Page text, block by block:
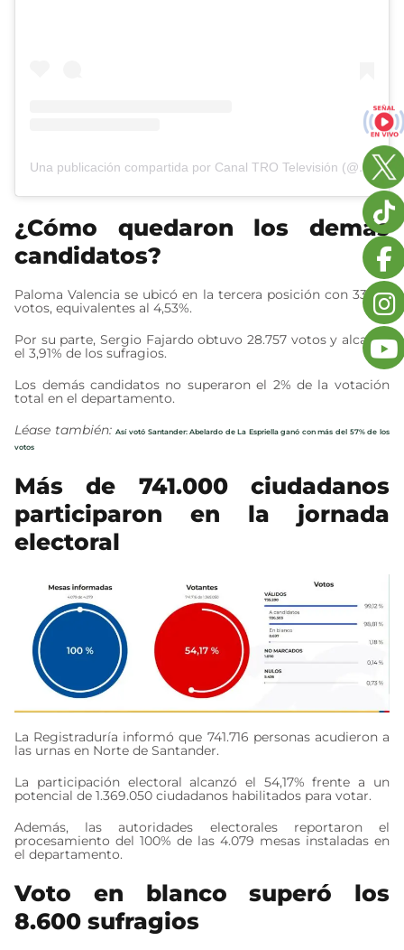
Una publicación compartida por Canal TRO Televisión (@canaltro)
¿Cómo quedaron los demás
candidatos?
Paloma Valencia se ubicó en la tercera posición con 33.319
votos, equivalentes al 4,53%.
Por su parte, Sergio Fajardo obtuvo 28.757 votos y alcanzó
el 3,91% de los sufragios.
Los demás candidatos no superaron el 2% de la votación
total en el departamento.
Léase también:Así votó Santander: Abelardo de La Espriella ganó con más del 57% de los
votos
Más de 741.000 ciudadanos
participaron en la jornada
electoral
La Registraduría informó que 741.716 personas acudieron a
las urnas en Norte de Santander.
La participación electoral alcanzó el 54,17% frente a un
potencial de 1.369.050 ciudadanos habilitados para votar.
Además, las autoridades electorales reportaron el
procesamiento del 100% de las 4.079 mesas instaladas en
el departamento.
Voto en blanco superó los
8.600 sufragios